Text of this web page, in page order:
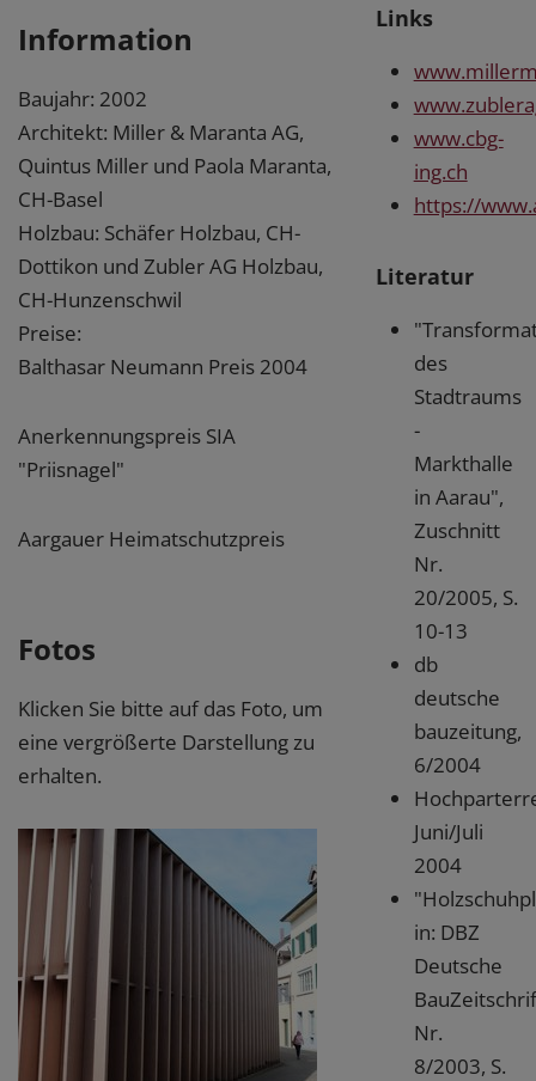
Information
Baujahr: 2002
Architekt: Miller & Maranta AG,
Quintus Miller und Paola Maranta,
CH-Basel
Holzbau: Schäfer Holzbau, CH-
Dottikon und Zubler AG Holzbau,
CH-Hunzenschwil
Preise:
Balthasar Neumann Preis 2004
Anerkennungspreis SIA
"Priisnagel"
Aargauer Heimatschutzpreis
Fotos
Klicken Sie bitte auf das Foto, um
eine vergrößerte Darstellung zu
erhalten.
Links
www.cbg-
ing.ch
https://
Literatur
des
Stadtraums
-
Markthalle
in Aarau",
Zuschnitt
Nr.
20/2005, S.
10-13
db
deutsche
bauzeitung,
6/2004
Juni/Juli
2004
in: DBZ
Deutsche
Nr.
8/2003, S.